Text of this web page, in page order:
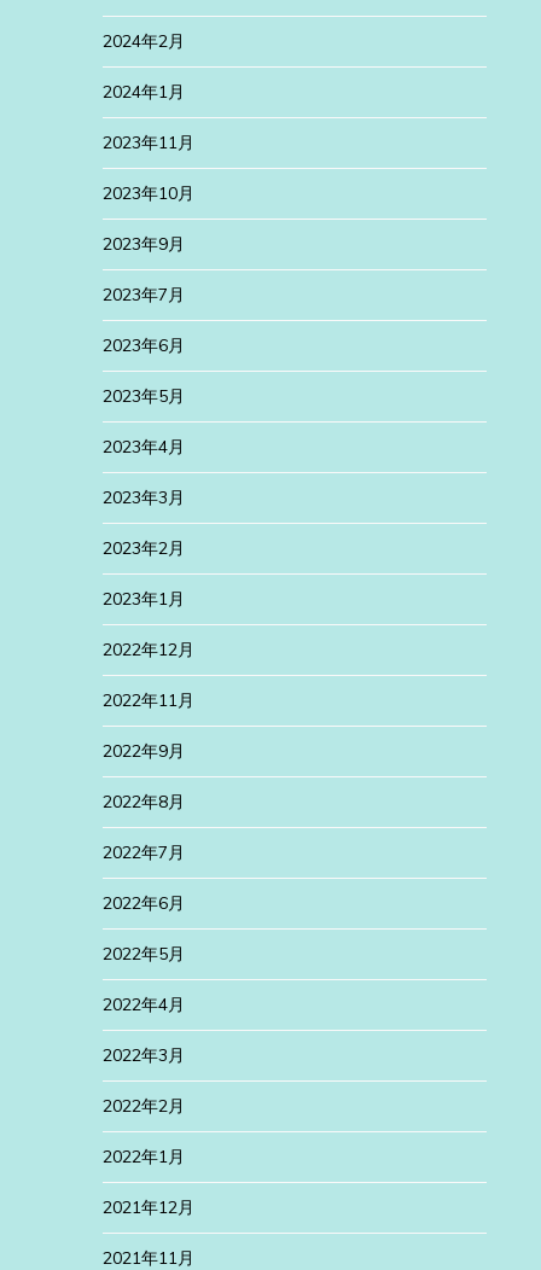
2024年2月
2024年1月
2023年11月
2023年10月
2023年9月
2023年7月
2023年6月
2023年5月
2023年4月
2023年3月
2023年2月
2023年1月
2022年12月
2022年11月
2022年9月
2022年8月
2022年7月
2022年6月
2022年5月
2022年4月
2022年3月
2022年2月
2022年1月
2021年12月
2021年11月